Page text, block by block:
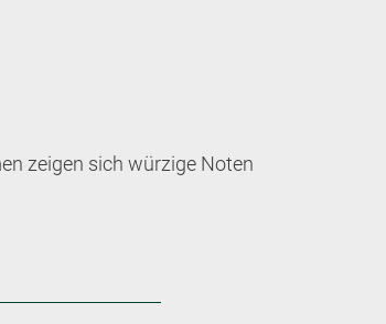
zeigen sich würzige Noten